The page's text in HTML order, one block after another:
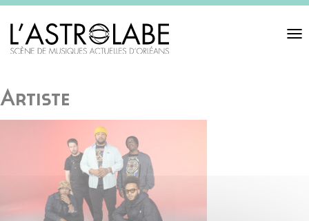
Toggle
Artiste